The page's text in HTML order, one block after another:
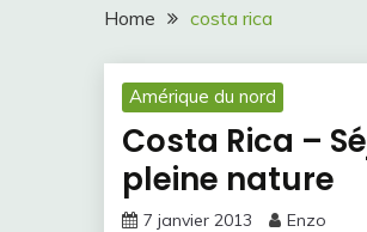
Home costa rica
Amérique du nord
Costa Rica –
pleine nature
7 janvier 2013 Enzo